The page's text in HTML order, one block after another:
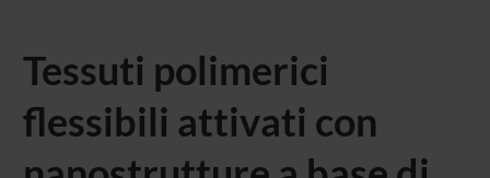
Tessuti polimerici
flessibili attivati con